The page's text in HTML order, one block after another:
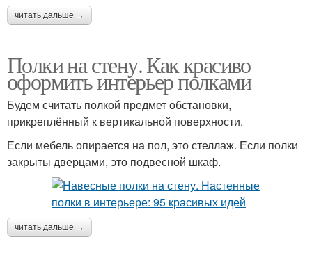
читать дальше →
Полки на стену. Как красиво
оформить интерьер полками
Будем считать полкой предмет обстановки,
прикреплённый к вертикальной поверхности.
Если мебель опирается на пол, это стеллаж. Если полки
закрыты дверцами, это подвесной шкаф.
читать дальше →